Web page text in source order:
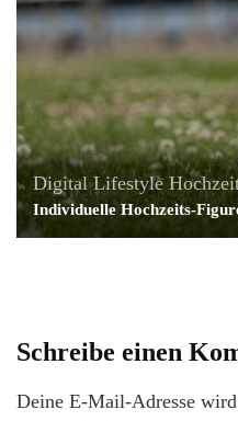
Digital Lifestyle
Individuelle Hochzeits-
Schreibe einen
Deine E-Mail-Adresse